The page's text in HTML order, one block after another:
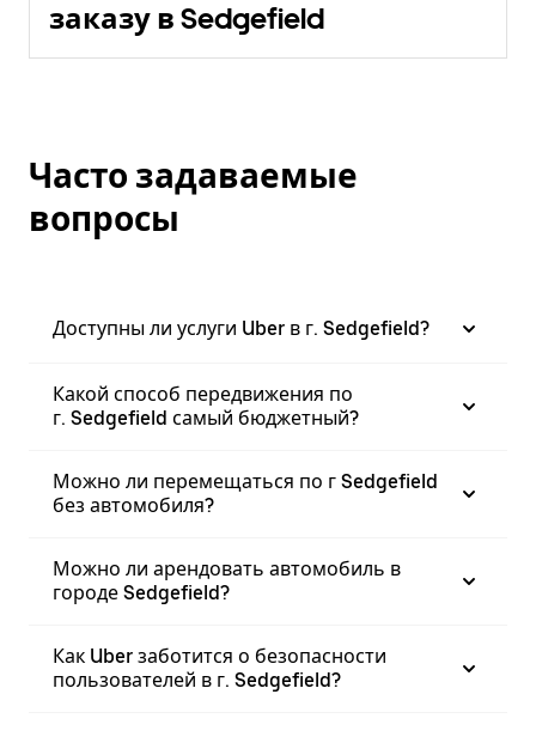
заказу в Sedgefield
Часто задаваемые
вопросы
Доступны ли услуги Uber в г. Sedgefield?
Какой способ передвижения по
г. Sedgefield самый бюджетный?
Можно ли перемещаться по г Sedgefield
без автомобиля?
Можно ли арендовать автомобиль в
городе Sedgefield?
Как Uber заботится о безопасности
пользователей в г. Sedgefield?